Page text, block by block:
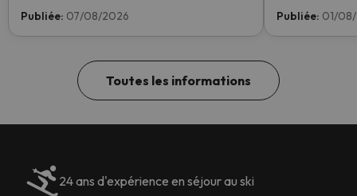
dès maintenant et aidez-nous à atteindre la
Publiée: 07/08/2026
enfant aura
Publiée: 01/
Toutes les informations
24 ans d'expérience en séjour au ski